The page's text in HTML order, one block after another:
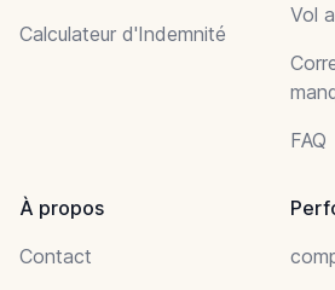
Calculateur d'Indemnité
Vol
FAQ
À propos
Contact